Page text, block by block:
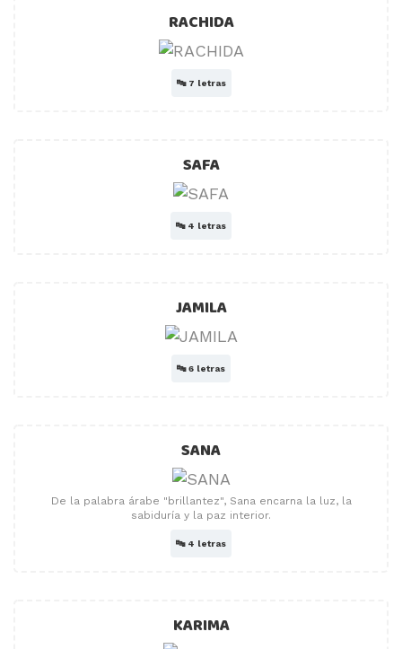
RACHIDA
🔤 7 letras
SAFA
🔤 4 letras
JAMILA
🔤6 letras
SANA
De la palabra árabe "brillantez", Sana encarna la luz, la
sabiduría y la paz interior.
🔤 4 letras
KARIMA